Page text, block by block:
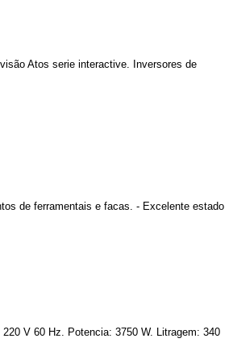
Atos serie interactive. Inversores de
de ferramentais e facas. - Excelente estado
V 60 Hz. Potencia: 3750 W. Litragem: 340